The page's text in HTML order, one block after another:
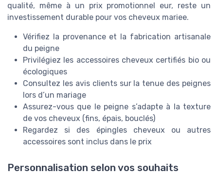
qualité, même à un prix promotionnel eur, reste un
investissement durable pour vos cheveux mariee.
Vérifiez la provenance et la fabrication artisanale
du peigne
Privilégiez les accessoires cheveux certifiés bio ou
écologiques
Consultez les avis clients sur la tenue des peignes
lors d’un mariage
Assurez-vous que le peigne s’adapte à la texture
de vos cheveux (fins, épais, bouclés)
Regardez si des épingles cheveux ou autres
accessoires sont inclus dans le prix
Personnalisation selon vos souhaits